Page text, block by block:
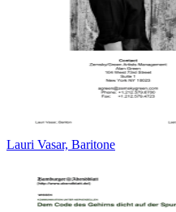
Lauri Vasar, Baritone